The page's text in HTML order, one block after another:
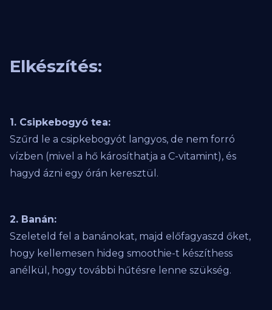
Elkészítés:
1. Csipkebogyó tea:
Szűrd le a csipkebogyót langyos, de nem forró
vízben (mivel a hő károsíthatja a C-vitamint), és
hagyd ázni egy órán keresztül.
2. Banán:
Szeleteld fel a banánokat, majd előfagyaszd őket,
hogy kellemesen hideg smoothie-t készíthess
anélkül, hogy további hűtésre lenne szükség.